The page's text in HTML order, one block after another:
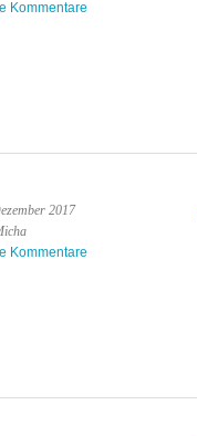
Kommentare
2017
Kommentare